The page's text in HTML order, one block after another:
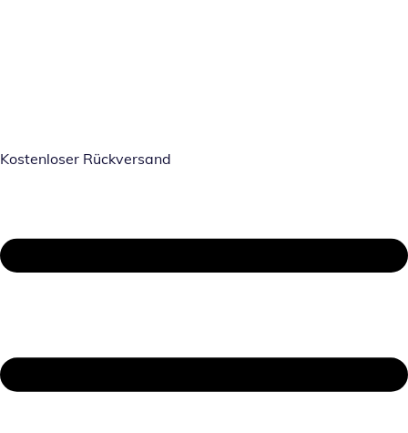
Kostenloser Rückversand